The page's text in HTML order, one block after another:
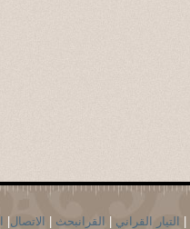
التيار القراني القرانبحث الاتصال